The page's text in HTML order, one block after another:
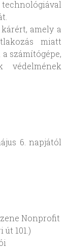
amely a
miatt
számítógépe,
6. napjától
Nonprofit
101.)